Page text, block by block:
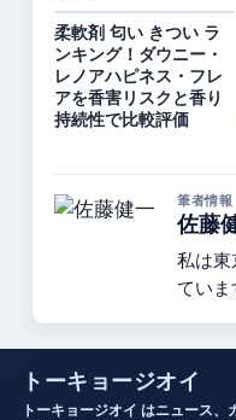
柔軟剤 匂い きつい ラ
ンキング！ダウニー・
レノアハピネス・フレ
アを香害リスクと香り
持続性で比較評価
筆者情報
佐藤
私は東
ていま
トーキョージオイ
トーキョージオイ はニュース